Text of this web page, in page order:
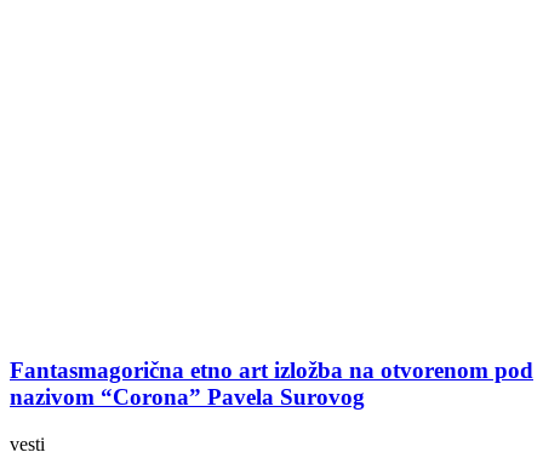
Fantasmagorična etno art izložba na otvorenom pod
nazivom “Corona” Pavela Surovog
vesti